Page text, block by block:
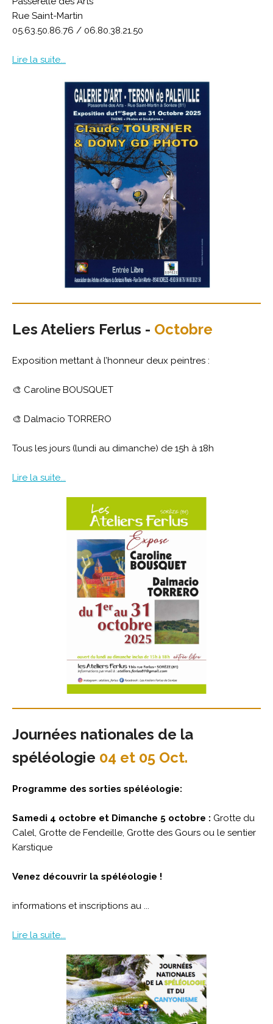
Rue Saint-Martin
05.63.50.86.76 / 06.80.38.21.50
Lire la suite...
Les Ateliers Ferlus - Octobre
Exposition mettant à l’honneur deux peintres :
🎨 Caroline BOUSQUET
🎨 Dalmacio TORRERO
Tous les jours (lundi au dimanche) de 15h à 18h
Lire la suite...
Journées nationales de la
spéléologie 04 et 05 Oct.
Programme des sorties spéléologie:
Samedi 4 octobre et Dimanche 5 octobre : Grotte du
Calel, Grotte de Fendeille, Grotte des Gours ou le sentier
Karstique
Venez découvrir la spéléologie !
informations et inscriptions au ...
Lire la suite...